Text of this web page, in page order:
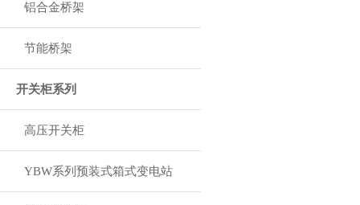
铝合金桥架
节能桥架
开关柜系列
高压开关柜
YBW系列预装式箱式变电站